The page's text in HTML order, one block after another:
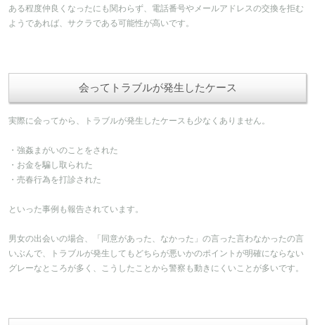
ある程度仲良くなったにも関わらず、電話番号やメールアドレスの交換を拒む
ようであれば、サクラである可能性が高いです。
会ってトラブルが発生したケース
実際に会ってから、トラブルが発生したケースも少なくありません。
・強姦まがいのことをされた
・お金を騙し取られた
・売春行為を打診された
といった事例も報告されています。
男女の出会いの場合、「同意があった、なかった」の言った言わなかったの言
いぶんで、トラブルが発生してもどちらが悪いかのポイントが明確にならない
グレーなところが多く、こうしたことから警察も動きにくいことが多いです。